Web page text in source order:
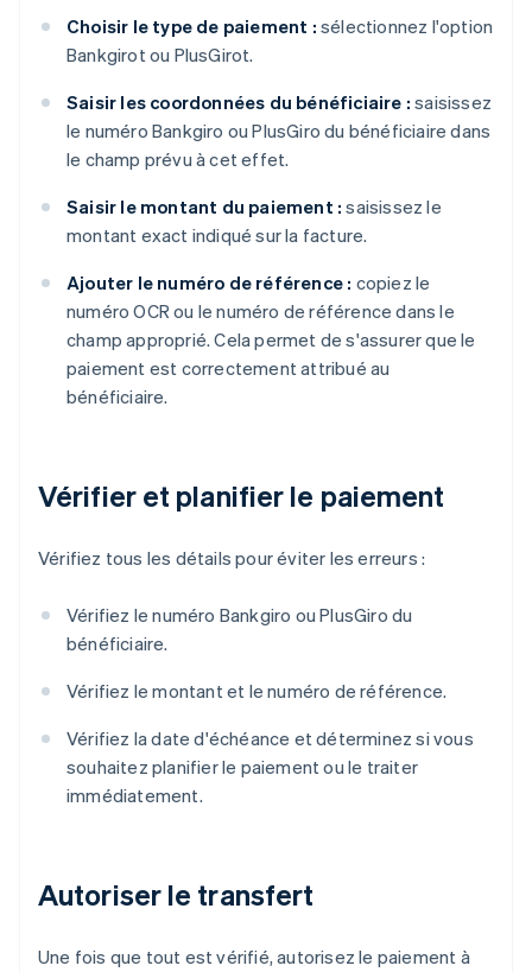
Choisir le type de paiement : sélectionnez l'option
Bankgirot ou PlusGirot.
Saisir les coordonnées du bénéficiaire : saisissez
le numéro Bankgiro ou PlusGiro du bénéficiaire dans
le champ prévu à cet effet.
Saisir le montant du paiement : saisissez le
montant exact indiqué sur la facture.
Ajouter le numéro de référence : copiez le
numéro OCR ou le numéro de référence dans le
champ approprié. Cela permet de s'assurer que le
paiement est correctement attribué au
bénéficiaire.
Vérifier et planifier le paiement
Vérifiez tous les détails pour éviter les erreurs :
Vérifiez le numéro Bankgiro ou PlusGiro du
bénéficiaire.
Vérifiez le montant et le numéro de référence.
Vérifiez la date d'échéance et déterminez si vous
souhaitez planifier le paiement ou le traiter
immédiatement.
Autoriser le transfert
Une fois que tout est vérifié, autorisez le paiement à